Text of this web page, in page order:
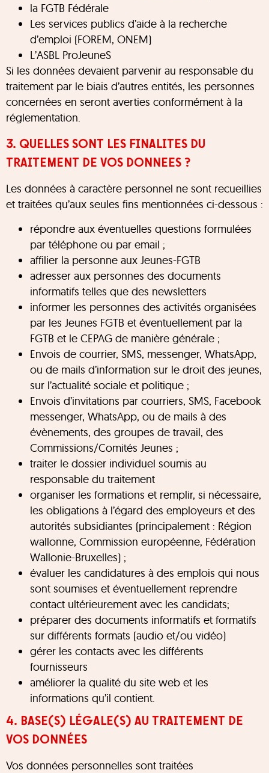
la FGTB Fédérale
Les services publics d’aide à la recherche
d’emploi (FOREM, ONEM)
L’ASBL ProJeuneS
Si les données devaient parvenir au responsable du
traitement par le biais d’autres entités, les personnes
concernées en seront averties conformément à la
réglementation.
3. QUELLES SONT LES FINALITES DU
TRAITEMENT DE VOS DONNEES ?
Les données à caractère personnel ne sont recueillies
et traitées qu’aux seules fins mentionnées ci-dessous :
répondre aux éventuelles questions formulées
par téléphone ou par email ;
affilier la personne aux Jeunes-FGTB
adresser aux personnes des documents
informatifs telles que des newsletters
informer les personnes des activités organisées
par les Jeunes FGTB et éventuellement par la
FGTB et le CEPAG de manière générale ;
Envois de courrier, SMS, messenger, WhatsApp,
ou de mails d’information sur le droit des jeunes,
sur l’actualité sociale et politique ;
Envois d’invitations par courriers, SMS, Facebook
messenger, WhatsApp, ou de mails à des
évènements, des groupes de travail, des
Commissions/Comités Jeunes ;
traiter le dossier individuel soumis au
responsable du traitement
organiser les formations et remplir, si nécessaire,
les obligations à l’égard des employeurs et des
autorités subsidiantes (principalement : Région
wallonne, Commission européenne, Fédération
Wallonie-Bruxelles) ;
évaluer les candidatures à des emplois qui nous
sont soumises et éventuellement reprendre
contact ultérieurement avec les candidats;
préparer des documents informatifs et formatifs
sur différents formats (audio et/ou vidéo)
gérer les contacts avec les différents
fournisseurs
améliorer la qualité du site web et les
informations qu’il contient.
4. BASE(S) LÉGALE(S) AU TRAITEMENT DE
VOS DONNÉES
Vos données personnelles sont traitées